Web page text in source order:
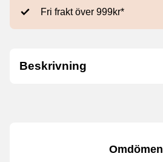
Fri frakt över 999kr*
Beskrivning
Omdömen